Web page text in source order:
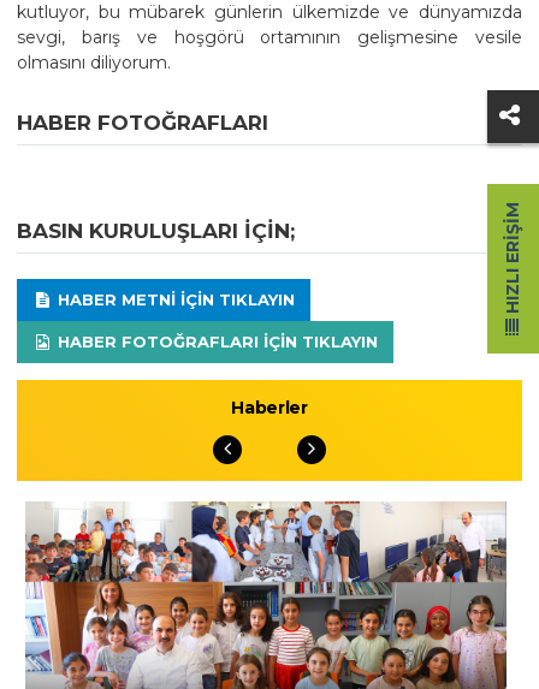
kutluyor, bu mübarek günlerin ülkemizde ve dünyamızda
sevgi, barış ve hoşgörü ortamının gelişmesine vesile
olmasını diliyorum.
HABER FOTOĞRAFLARI
BASIN KURULUŞLARI IÇIN;
HABER METNI IÇIN TIKLAYIN
HABER FOTOĞRAFLARI IÇIN TIKLAYIN
Haberler
HIZLI ERIŞIM